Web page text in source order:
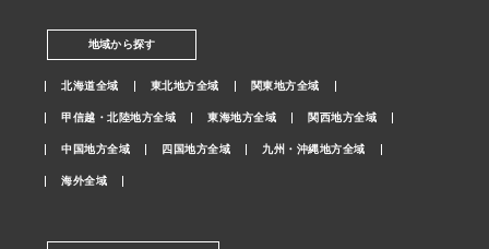
地域から探す
北海道全域 東北地方全域 関東地方全域
甲信越・北陸地方全域 東海地方全域 関西地方全域
中国地方全域 四国地方全域 九州・沖縄地方全域
海外全域